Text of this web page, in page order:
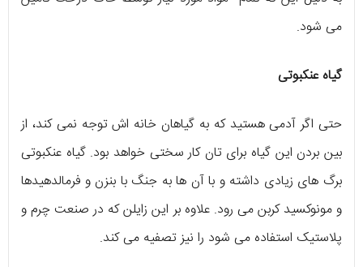
می شود.
گیاه عنکبوتی
حتی اگر آدمی هستید که به گیاهان خانه اش توجه نمی کند، از
بین بردن این گیاه برای تان کار سختی خواهد بود. گیاه عنکبوتی
برگ های زیادی داشته و با آن ها به جنگ با بنزن و فرمالدهیدها
و مونوکسید کربن می رود. علاوه بر این زایلن که در صنعت چرم و
پلاستیک استفاده می شود را نیز تصفیه می کند.